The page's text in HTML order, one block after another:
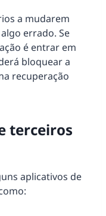
a mudarem
errado. Se
é entrar em
bloquear a
recuperação
terceiros
aplicativos de